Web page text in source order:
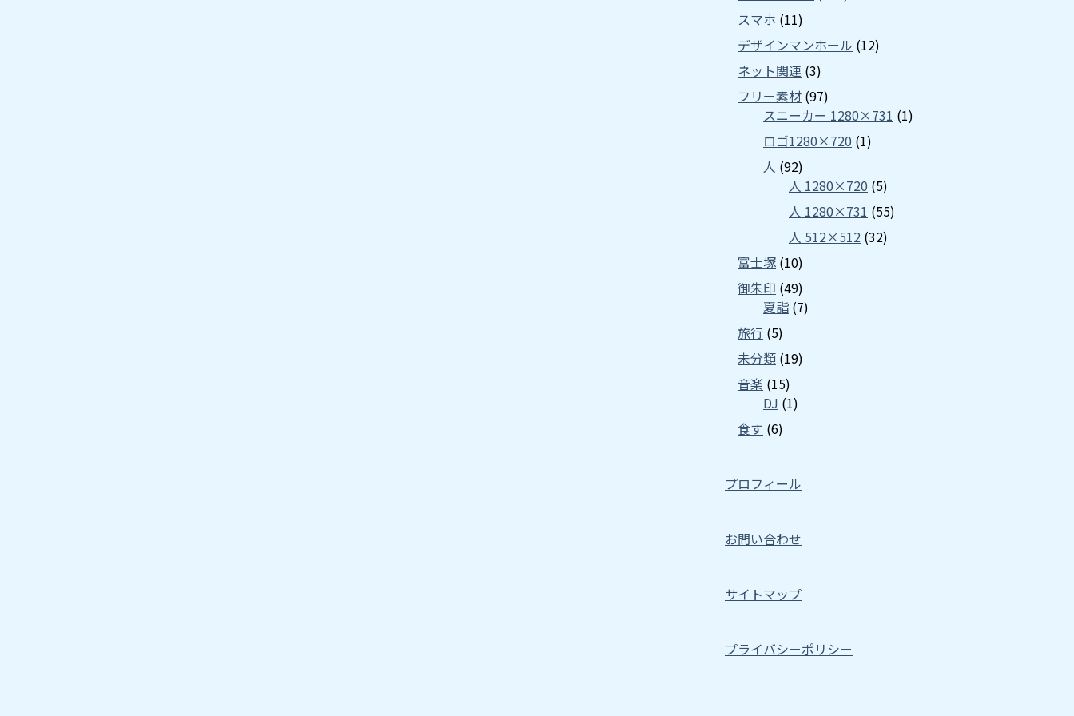
スマホ (11)
デザインマンホール (12)
ネット関連 (3)
フリー素材 (97)
スニーカー 1280×731 (1)
ロゴ1280×720 (1)
人 (92)
人 1280×720 (5)
人 1280×731 (55)
人 512×512 (32)
富士塚 (10)
御朱印 (49)
夏詣 (7)
旅行 (5)
未分類 (19)
音楽 (15)
DJ (1)
食す (6)
プロフィール
お問い合わせ
サイトマップ
プライバシーポリシー